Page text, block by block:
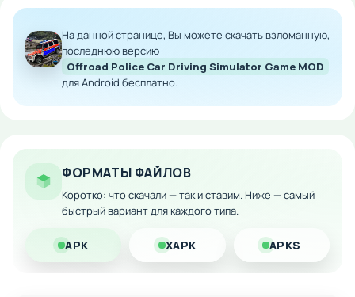
транспорту с улучшенной проходимостью.
Особенности мода:
Неограниченное количество денег для развития
Скачайте моддированную версию на Андроид и
финансовых ограничений!
На данной странице, Вы можете скачать взломанную,
последнюю версию
Offroad Police Car Driving Simulator Game MOD
для Android бесплатно.
ФОРМАТЫ ФАЙЛОВ
Коротко: что скачали — так и ставим. Ниже — самый
быстрый вариант для каждого типа.
APK XAPK APKS